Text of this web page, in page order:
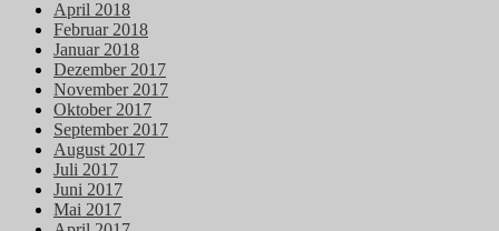
April 2018
Februar 2018
Januar 2018
Dezember 2017
November 2017
Oktober 2017
September 2017
August 2017
Juli 2017
Juni 2017
Mai 2017